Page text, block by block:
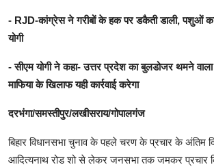
- RJD-कांग्रेस ने गरीबों के हक पर डकैती डाली, पशुओं का
योगी
- सीएम योगी ने कहा- उत्तर प्रदेश का बुलडोजर थमने वाला
माफिया के खिलाफ यही कार्रवाई करेगा
दरभंगा/समस्तीपुर/लखीसराय/गोपालगंज
बिहार विधानसभा चुनाव के पहले चरण के प्रचार के अंतिम
आदित्यनाथ रोड शो से लेकर जनसभा तक जमकर प्रचार